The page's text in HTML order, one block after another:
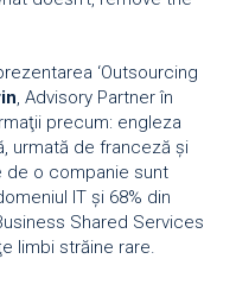
‘Outsourcing
, Advisory Partner în
precum: engleza
urmată de franceză şi
de o companie sunt
IT şi 68% din
Shared Services
limbi străine rare.